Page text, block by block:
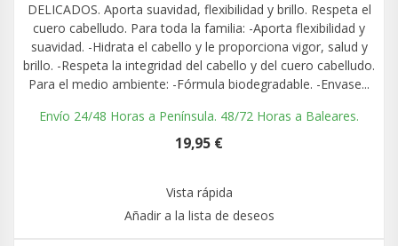
DELICADOS. Aporta suavidad, flexibilidad y brillo. Respeta el
cuero cabelludo. Para toda la familia: -Aporta flexibilidad y
suavidad. -Hidrata el cabello y le proporciona vigor, salud y
brillo. -Respeta la integridad del cabello y del cuero cabelludo.
Para el medio ambiente: -Fórmula biodegradable. -Envase...
Envío 24/48 Horas a Península. 48/72 Horas a Baleares.
19,95 €
Vista rápida
Añadir a la lista de deseos